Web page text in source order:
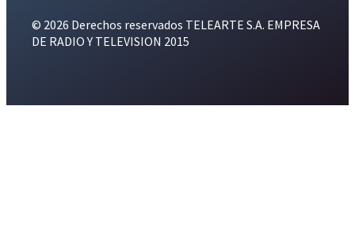
© 2026 Derechos reservados TELEARTE S.A. EMPRESA
DE RADIO Y TELEVISION 2015